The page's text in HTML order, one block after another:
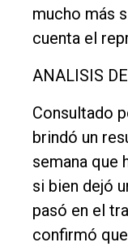
Contacto
mucho más
cuenta el
ANALISIS
Consultado
brindó un
semana que
si bien dejó
pasó en el
confirmó